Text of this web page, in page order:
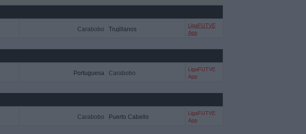
Carabobo Trujillanos
LigaFUTVE
App
Portuguesa Carabobo
LigaFUTVE
App
Carabobo Puerto Cabello
LigaFUTVE
App